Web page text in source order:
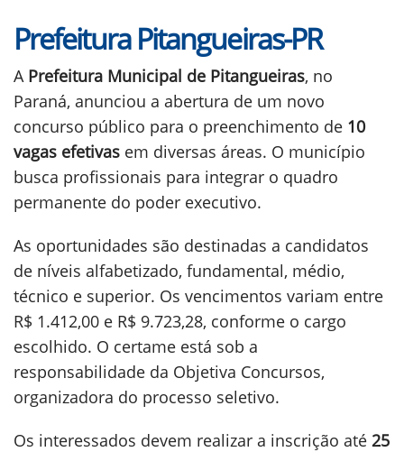
Prefeitura Pitangueiras-PR
A Prefeitura Municipal de Pitangueiras, no
Paraná, anunciou a abertura de um novo
concurso público para o preenchimento de 10
vagas efetivas em diversas áreas. O município
busca profissionais para integrar o quadro
permanente do poder executivo.
As oportunidades são destinadas a candidatos
de níveis alfabetizado, fundamental, médio,
técnico e superior. Os vencimentos variam entre
R$ 1.412,00 e R$ 9.723,28, conforme o cargo
escolhido. O certame está sob a
responsabilidade da Objetiva Concursos,
organizadora do processo seletivo.
Os interessados devem realizar a inscrição até 25